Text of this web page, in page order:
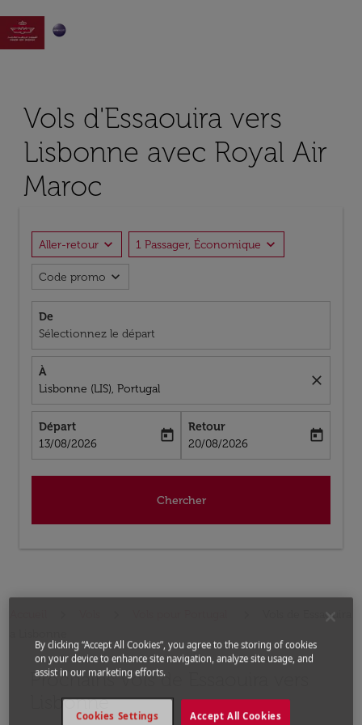

Vols d'Essaouira vers
Lisbonne avec Royal Air
Maroc
Aller-retour expand_more 1 Passager, Économique expand_more
Code promo expand_more
De
Sélectionnez le départ
À
Lisbonne (LIS), Portugal
close
Départ
fc-booking-departure-date-aria-label
13/08/2026
today
Retour
fc-booking-return-date-aria-label
20/08/2026
today
Chercher
Vols de Essaouira
Prochains Vols de Essaouira vers
Lisbonne
Aucun tarif trouvé pour les options populaires
By clicking “Accept All Cookies”, you agree to the storing of cookies
on your device to enhance site navigation, analyze site usage, and
assist in our marketing efforts.
Accept All Cookies
Cookies Settings